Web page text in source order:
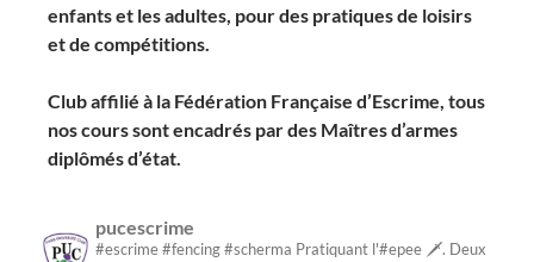
enfants et les adultes, pour des pratiques de loisirs
et de compétitions.
Club affilié à la Fédération Française d’Escrime, tous
nos cours sont encadrés par des Maîtres d’armes
diplômés d’état.
pucescrime
#escrime #fencing #scherma Pratiquant l'#epee 🗡. Deux